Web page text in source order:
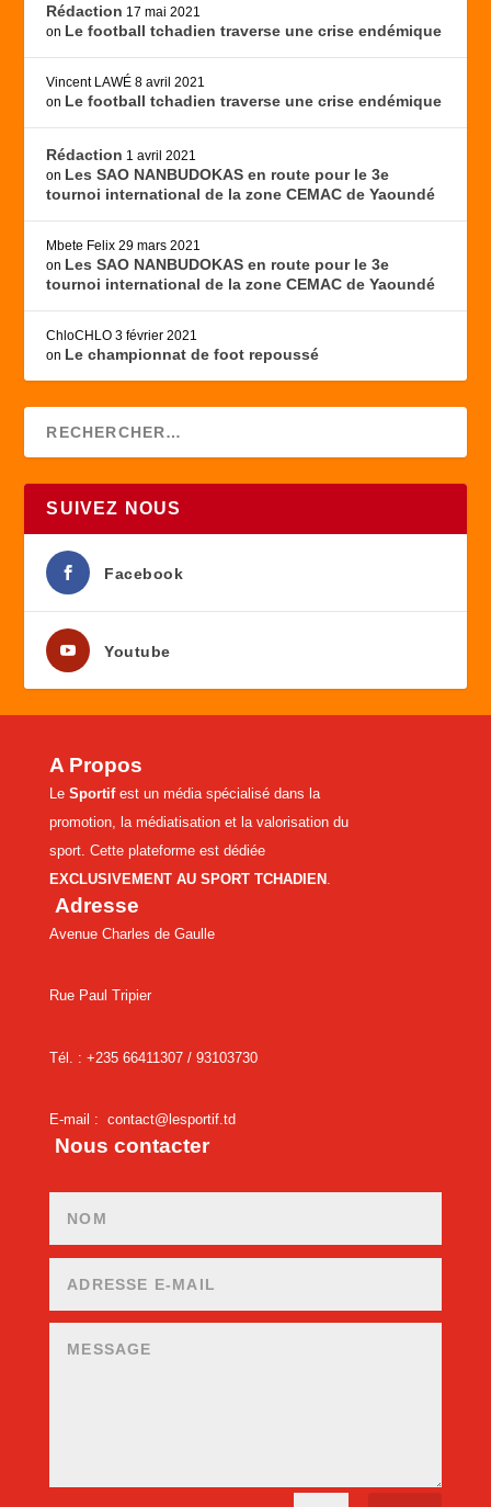
Rédaction 17 mai 2021
on Le football tchadien traverse une crise endémique
Vincent LAWÉ 8 avril 2021
on Le football tchadien traverse une crise endémique
Rédaction 1 avril 2021
on Les SAO NANBUDOKAS en route pour le 3e
tournoi international de la zone CEMAC de Yaoundé
Mbete Felix 29 mars 2021
on Les SAO NANBUDOKAS en route pour le 3e
tournoi international de la zone CEMAC de Yaoundé
ChloCHLO 3 février 2021
on Le championnat de foot repoussé
SUIVEZ NOUS
Facebook
Youtube
A Propos
Le Sportifest un média spécialisé dans la
promotion, la médiatisation et la valorisation du
sport. Cette plateforme est dédiée
EXCLUSIVEMENT AU SPORT TCHADIEN
Adresse
Avenue Charles de Gaulle
Rue Paul Tripier
Tél. : +235 66411307 / 93103730
E-mail : contact@lesportif.td
Nous contacter